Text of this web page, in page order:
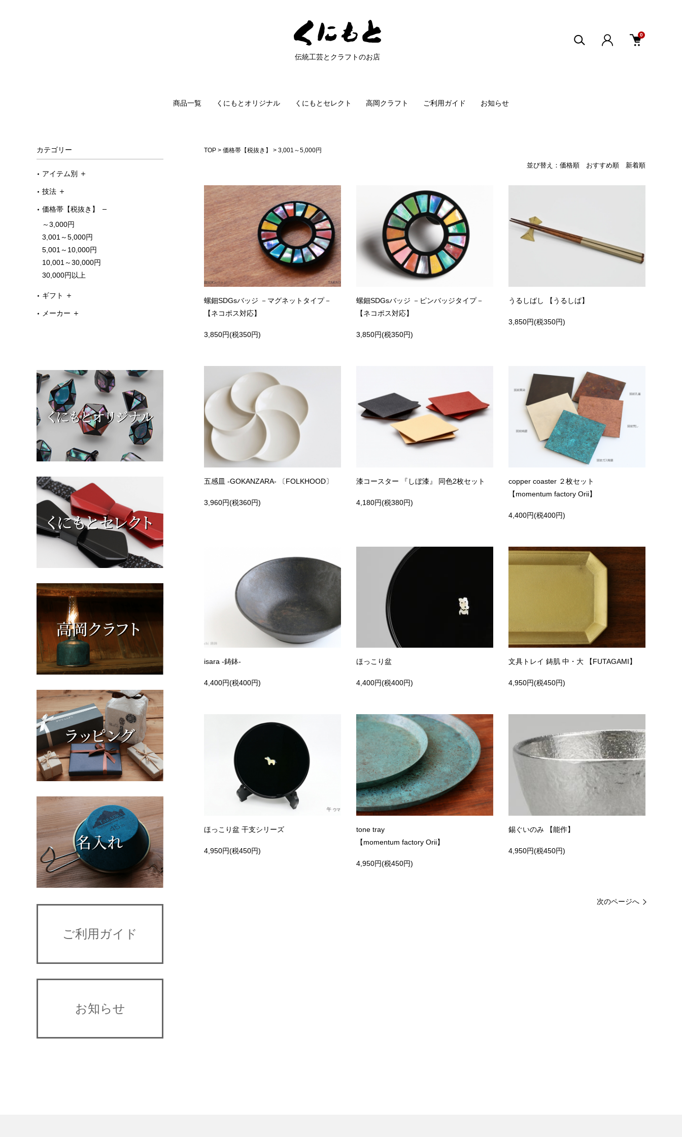
伝統工芸とクラフトのお店
0
商品一覧 くにもとオリジナル くにもとセレクト 高岡クラフト ご利用ガイド お知らせ
TOP 価格帯【税抜き】 3,001～5,000円
並び替え： 価格順 おすすめ順 新着順
螺鈿SDGsバッジ －マグネットタイプ－
【ネコポス対応】
3,850円(税350円)
螺鈿SDGsバッジ －ピンバッジタイプ－
【ネコポス対応】
3,850円(税350円)
うるしばし 【うるしば】
3,850円(税350円)
五感皿 -GOKANZARA- 〔FOLKHOOD〕
3,960円(税360円)
漆コースター 『しぼ漆』 同色2枚セット
4,180円(税380円)
copper coaster ２枚セット
【momentum factory Orii】
4,400円(税400円)
isara -鋳鉢-
4,400円(税400円)
ほっこり盆
4,400円(税400円)
文具トレイ 鋳肌 中・大 【FUTAGAMI】
4,950円(税450円)
ほっこり盆 干支シリーズ
4,950円(税450円)
tone tray
【momentum factory Orii】
4,950円(税450円)
錫ぐいのみ 【能作】
4,950円(税450円)
次のページへ
カテゴリー
アイテム別
技法
価格帯【税抜き】
～3,000円
3,001～5,000円
5,001～10,000円
10,001～30,000円
30,000円以上
ギフト
メーカー
ご利用ガイド
お知らせ